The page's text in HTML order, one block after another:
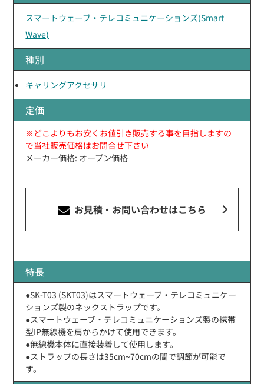
スマートウェーブ・テレコミュニケーションズ(Smart
Wave)
種別
キャリングアクセサリ
定価
※どこよりもお安くお値引き販売する事を目指しますの
で当社販売価格はお問合せ下さい
メーカー価格: オープン価格
お見積・お問い合わせはこちら
特長
●SK-T03 (SKT03)はスマートウェーブ・テレコミュニケー
ションズ製のネックストラップです。
●スマートウェーブ・テレコミュニケーションズ製の携帯
型IP無線機を肩からかけて使用できます。
●無線機本体に直接装着して使用します。
●ストラップの長さは35cm~70cmの間で調節が可能で
す。